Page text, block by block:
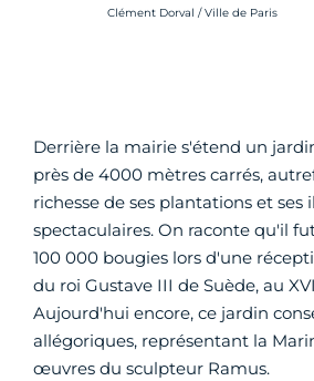
Crédit photo :
Clément Dorval / Ville de Paris
Derrière la mairie s'étend un
près de 4000 mètres carrés,
richesse de ses plantations et
spectaculaires. On raconte qu'il
100 000 bougies lors d'une
du roi Gustave III de Suède, au
Aujourd'hui encore, ce jardin
allégoriques, représentant la
œuvres du sculpteur Ramus.